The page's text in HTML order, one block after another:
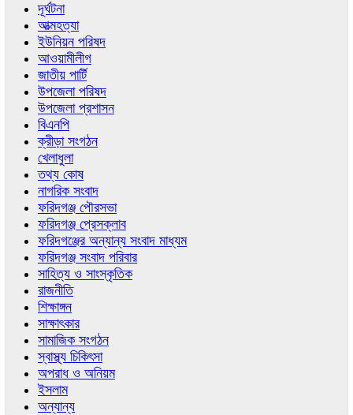
দূর্ঘটনা
আত্মহত্যা
ইউনিয়ন পরিষদ
আওয়ামীলীগ
জাতীয় পার্টি
উপজেলা পরিষদ
উপজেলা প্রশাসন
বিএনপি
ক্রীড়া সংগঠন
খেলাধুলা
তথ্য কোষ
নাগরিক সংবাদ
ফরিদগঞ্জ পৌরসভা
ফরিদগঞ্জ প্রেসক্লাব
ফরিদগঞ্জের অন্যান্য সংবাদ মাধ্যম
ফরিদগঞ্জ সংবাদ পরিবার
সাহিত্য ও সাংস্কৃতিক
রাজনীতি
শিক্ষাঙ্গন
সাক্ষাৎকার
সামাজিক সংগঠন
স্বাস্থ্য চিকিৎসা
অপরাধ ও অনিয়ম
ইসলাম
অন্যান্য